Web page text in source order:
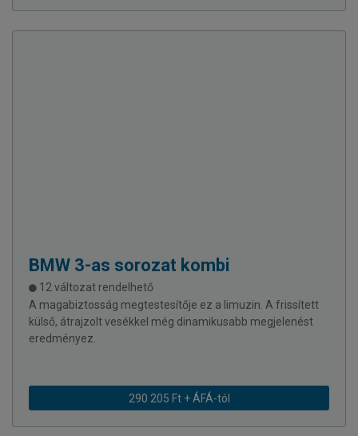
BMW 3-as sorozat kombi
12 változat rendelhető
A magabiztosság megtestesítője ez a limuzin. A frissített
külső, átrajzolt vesékkel még dinamikusabb megjelenést
eredményez.
290 205 Ft + ÁFÁ-tól